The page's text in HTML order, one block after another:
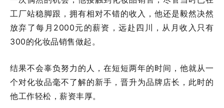
工厂站稳脚跟，拥有相对不错的收入，他还是毅然决然
放弃了每月2000元的薪资，远赴四川，从月收入只有
300的化妆品销售做起。
结果不会辜负努力的人，在短短两年的时间，他就从一
个对化妆品毫不了解的新手，晋升为品牌店长，此时的
他工作轻松，薪资丰厚。